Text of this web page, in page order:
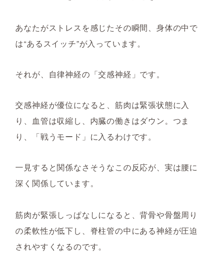
あなたがストレスを感じたその瞬間、身体の中で
は“あるスイッチ”が入っています。
それが、自律神経の「交感神経」です。
交感神経が優位になると、筋肉は緊張状態に入
り、血管は収縮し、内臓の働きはダウン。つま
り、「戦うモード」に入るわけです。
一見すると関係なさそうなこの反応が、実は腰に
深く関係しています。
筋肉が緊張しっぱなしになると、背骨や骨盤周り
の柔軟性が低下し、脊柱管の中にある神経が圧迫
されやすくなるのです。